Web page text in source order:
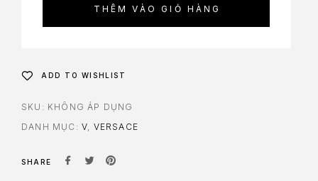
THÊM VÀO GIỎ HÀNG
ADD TO WISHLIST
SKU: KHÔNG ÁP DỤNG
DANH MỤC: V, VERSACE
SHARE